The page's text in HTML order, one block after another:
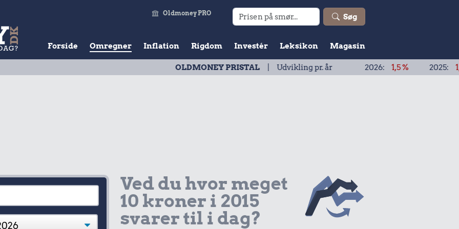
Søg
Oldmoney PRO
Forside Omregner Inflation Rigdom Investér Leksikon Magasin
OLDMONEY PRISTAL| Udvikling pr. år2026: 2025:
Ved du hvor meget
10 kroner i 2015
svarer til i dag?